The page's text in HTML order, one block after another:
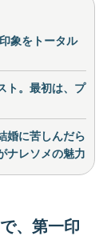
象をトータル
ト。最初は、プ
婚に苦しんだら
ナレソメの魅力
、第一印